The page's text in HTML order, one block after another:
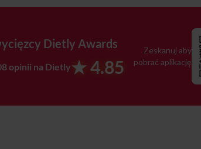
Dietly Awards
opinii na Dietly★ 4.85
Zeskanuj aby
pobrać aplikację